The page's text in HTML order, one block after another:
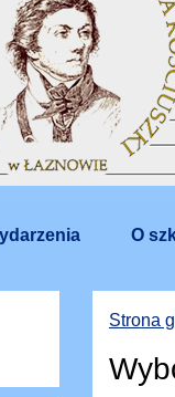
O
Strona